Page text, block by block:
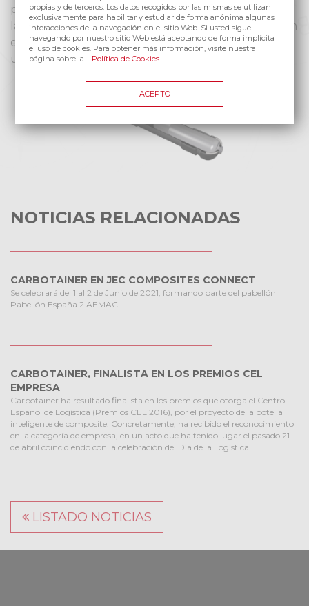
proyecto Carbotainer reafirma su compromiso con
la transición energética y se pone a la vanguardia en
el sector del almacenamiento de hidrógeno para
una gestión y una movilidad más sostenible.
NOTICIAS RELACIONADAS
CARBOTAINER EN JEC COMPOSITES CONNECT
Se celebrará del 1 al 2 de Junio de 2021, formando parte del pabellón
Pabellón España 2 AEMAC...
CARBOTAINER, FINALISTA EN LOS PREMIOS CEL
EMPRESA
Carbotainer ha resultado finalista en los premios que otorga el Centro
Español de Logística (Premios CEL 2016), por el proyecto de la botella
inteligente de composite. Concretamente, ha recibido el reconocimiento
en la categoría de empresa, en un acto que ha tenido lugar el pasado 21
de abril coincidiendo con la celebración del Día de la Logística.
LISTADO NOTICIAS
propias y de terceros. Los datos recogidos por las mismas se utilizan
exclusivamente para habilitar y estudiar de forma anónima algunas
interacciones de la navegación en el sitio Web. Si usted sigue
navegando por nuestro sitio Web está aceptando de forma implícita
el uso de cookies. Para obtener más información, visite nuestra
página sobre la
Política de Cookies
ACEPTO